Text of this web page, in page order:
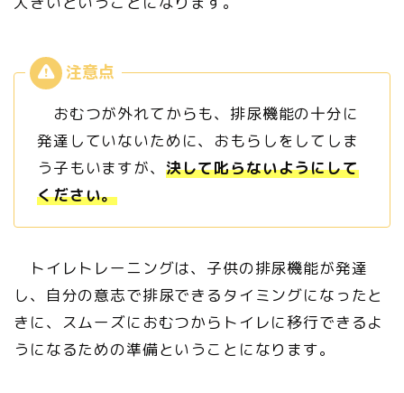
おむつが外れてからも、排尿機能の十分に
発達していないために、おもらしをしてしま
う子もいますが、 決して叱らないようにして
ください。
トイレトレーニングは、子供の排尿機能が発達
し、自分の意志で排尿できるタイミングになったと
きに、スムーズにおむつからトイレに移行できるよ
うになるための準備ということになります。